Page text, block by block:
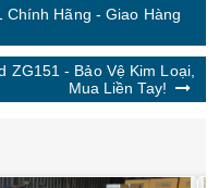
Chính Hãng - Giao Hàng
ZG151 - Bảo Vệ Kim Loại,
Mua Liền Tay!